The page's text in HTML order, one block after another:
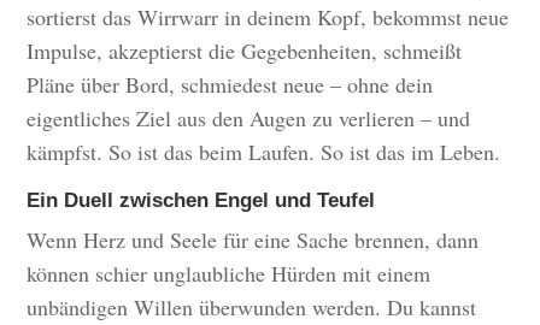
sortierst das Wirrwarr in deinem Kopf, bekommst neue
Impulse, akzeptierst die Gegebenheiten, schmeißt
Pläne über Bord, schmiedest neue – ohne dein
eigentliches Ziel aus den Augen zu verlieren – und
kämpfst. So ist das beim Laufen. So ist das im Leben.
Ein Duell zwischen Engel und Teufel
Wenn Herz und Seele für eine Sache brennen, dann
können schier unglaubliche Hürden mit einem
unbändigen Willen überwunden werden. Du kannst